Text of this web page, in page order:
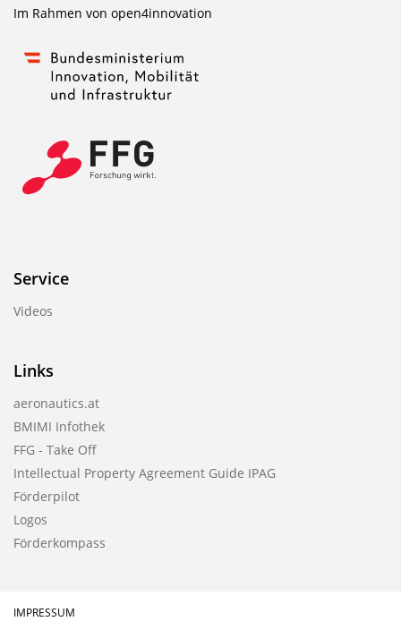
Im Rahmen von open4innovation
Service
Videos
Links
aeronautics.at
BMIMI Infothek
FFG - Take Off
Intellectual Property Agreement Guide IPAG
Förderpilot
Logos
Förderkompass
IMPRESSUM